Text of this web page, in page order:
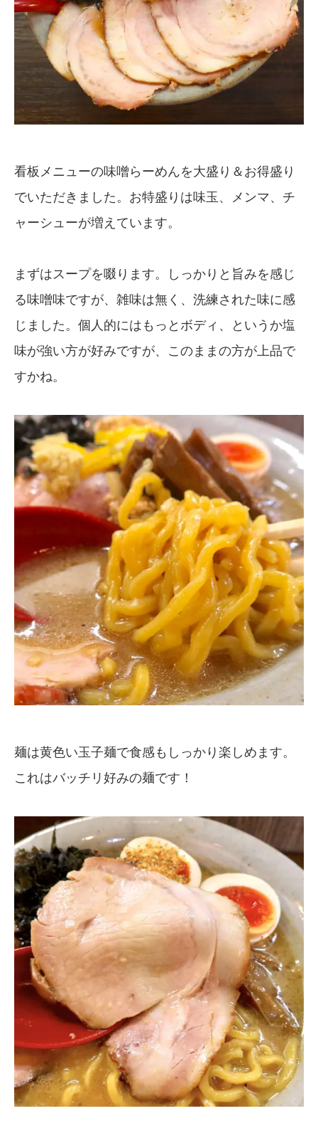
看板メニューの味噌らーめんを大盛り＆お得盛り
でいただきました。お特盛りは味玉、メンマ、チ
ャーシューが増えています。
まずはスープを啜ります。しっかりと旨みを感じ
る味噌味ですが、雑味は無く、洗練された味に感
じました。個人的にはもっとボディ、というか塩
味が強い方が好みですが、このままの方が上品で
すかね。
麺は黄色い玉子麺で食感もしっかり楽しめます。
これはバッチリ好みの麺です！